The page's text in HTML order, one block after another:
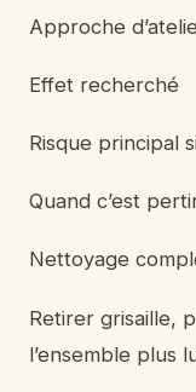
Approche
Effet recherché
Risque principal
Quand c’est
Nettoyage
Retirer grisaille,
l’ensemble plus